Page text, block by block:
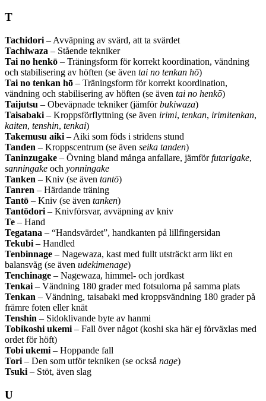
T
Tachidori – Avväpning av svärd, att ta svärdet
Tachiwaza – Stående tekniker
Tai no henkō – Träningsform för korrekt koordination, vändning
och stabilisering av höften (se även tai no tenkan hō)
Tai no tenkan hō – Träningsform för korrekt koordination,
vändning och stabilisering av höften (se även tai no henkō)
Taijutsu – Obeväpnade tekniker (jämförbukiwaza)
Taisabaki – Kroppsförflyttning (se även irimi, tenkan, irimitenkan,
kaiten, tenshin, tenkai)
Takemusu aiki – Aiki som föds i stridens stund
Tanden – Kroppscentrum (se även seika tanden)
Taninzugake – Övning bland många anfallare, jämförfutarigake,
sanningake och yonningake
Tanken – Kniv (se även tantō)
Tanren – Härdande träning
Tantō – Kniv (se även tanken)
Tantōdori – Knivförsvar, avväpning av kniv
Te – Hand
Tegatana – “Handsvärdet”, handkanten på lillfingersidan
Tekubi – Handled
Tenbinnage – Nagewaza, kast med fullt utsträckt arm likt en
balansvåg (se även udekimenage)
Tenchinage – Nagewaza, himmel- och jordkast
Tenkai – Vändning 180 grader med fotsulorna på samma plats
Tenkan – Vändning, taisabaki med kroppsvändning 180 grader på
främre foten eller knät
Tenshin – Sidoklivande byte av hanmi
Tobikoshi ukemi – Fall över något (koshi ska här ej förväxlas med
ordet för höft)
Tobi ukemi – Hoppande fall
Tori – Den som utför tekniken (se också nage)
Tsuki – Stöt, även slag
U